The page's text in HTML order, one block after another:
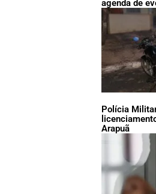
agenda de
Polícia
Arapuã